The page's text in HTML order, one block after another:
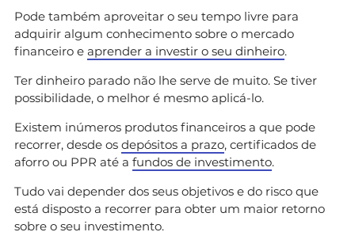
Pode também aproveitar o seu tempo livre para
adquirir algum conhecimento sobre o mercado
financeiro e aprender a investir o seu dinheiro.
Ter dinheiro parado não lhe serve de muito. Se tiver
possibilidade, o melhor é mesmo aplicá-lo.
Existem inúmeros produtos financeiros a que pode
recorrer, desde os depósitos a prazo, certificados de
aforro ou PPR até a fundos de investimento.
Tudo vai depender dos seus objetivos e do risco que
está disposto a recorrer para obter um maior retorno
sobre o seu investimento.